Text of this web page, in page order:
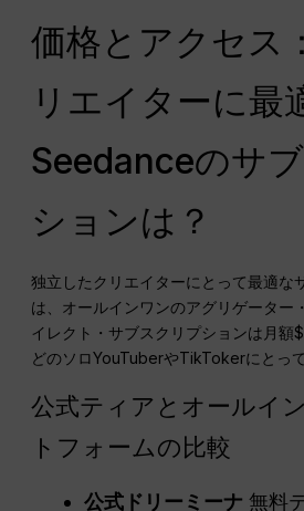
価格とアクセス
リエイターに最
Seedanceのサ
ションは？
独立したクリエイターにとって最適な
は、オールインワンのアグリゲーター
イレクト・サブスクリプションは月額
どのソロYouTuberやTikTokerにとっ
公式ティアとオールイ
トフォームの比較
公式ドリーミーナ 無料